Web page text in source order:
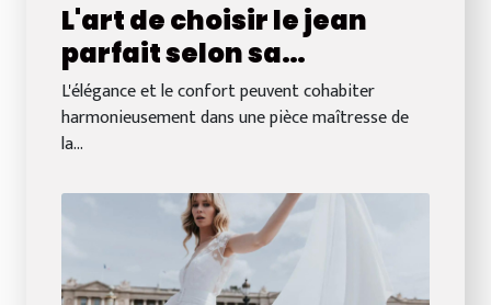
L'art de choisir le jean
parfait selon sa
morphologie
L'élégance et le confort peuvent cohabiter
harmonieusement dans une pièce maîtresse de
la...